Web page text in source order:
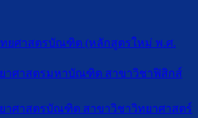
ยศาสตรบัณฑิต (หลักสูตรใหม่ พ.ศ.
าศาสตรมหาบัณฑิต สาขาวิชาฟิสิกส์
าศาสตรบัณฑิต สาขาวิชาวิทยาศาสตร์